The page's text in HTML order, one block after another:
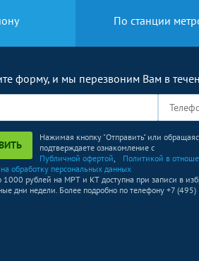
По станции
форму, и мы перезвоним Вам в
Нажимая кнопку "Отправить" или
подтверждаете ознакомление с
Публичной офертой, Политикой в
обработку персональных данных
1000 рублей на МРТ и КТ доступна при записи в
дни недели. Более подробно по телефону +7